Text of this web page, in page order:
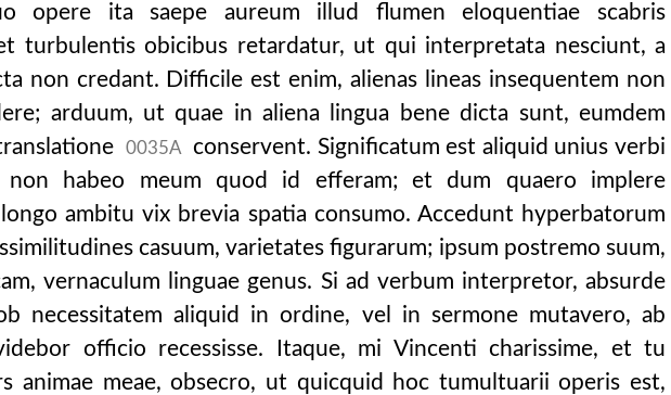
opere ita saepe aureum illud flumen eloquentiae scabris
turbulentis obicibus retardatur, ut qui interpretata nesciunt, a
non credant. Difficile est enim, alienas lineas insequentem non
arduum, ut quae in aliena lingua bene dicta sunt, eumdem
0035A
conservent. Significatum est aliquid unius verbi
non habeo meum quod id efferam; et dum quaero implere
ambitu vix brevia spatia consumo. Accedunt hyperbatorum
casuum, varietates figurarum; ipsum postremo suum,
vernaculum linguae genus. Si ad verbum interpretor, absurde
necessitatem aliquid in ordine, vel in sermone mutavero, ab
officio recessisse. Itaque, mi Vincenti charissime, et tu
animae meae, obsecro, ut quicquid hoc tumultuarii operis est,